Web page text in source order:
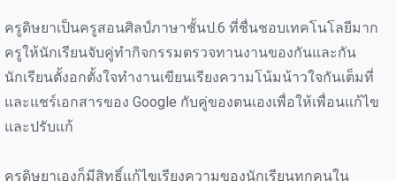
ครูดิษยาเป็นครูสอนศิลป์ภาษาชั้นป.6 ที่ชื่นชอบเทคโนโลยีมาก
ครูให้นักเรียนจับคู่ทำกิจกรรมตรวจทานงานของกันและกัน
นักเรียนตั้งอกตั้งใจทำงานเขียนเรียงความโน้มน้าวใจกันเต็มที่
และแชร์เอกสารของ Google กับคู่ของตนเองเพื่อให้เพื่อนแก้ไข
และปรับแก้
ครูดิษยาเองก็มีสิทธิ์แก้ไขเรียงความของนักเรียนทุกคนใน